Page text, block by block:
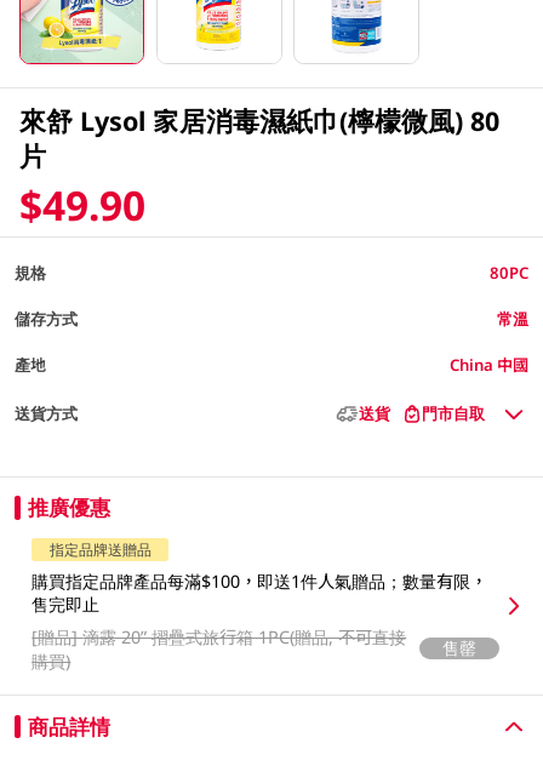
來舒 Lysol 家居消毒濕紙巾(檸檬微風) 80
片
$49.90
規格 80PC
儲存方式 常溫
產地 China 中國
送貨方式 送貨 門市自取
推廣優惠
指定品牌送贈品
購買指定品牌產品每滿$100，即送1件人氣贈品；數量有限，
售完即止
[贈品]滴露 20” 摺疊式旅行箱 1PC(贈品, 不可直接
購買)
售罄
商品詳情